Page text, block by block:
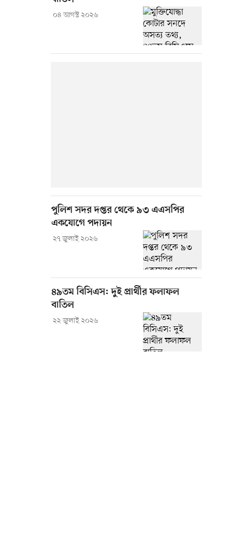
০৪ আগস্ট ২০২৬
পুলিশ সদর দপ্তর থেকে ৯৩ এএসপির
একযোগে পদায়ন
২৭ জুলাই ২০২৬
৪৯তম বিসিএস: দুই প্রার্থীর ফলাফল
বাতিল
২২ জুলাই ২০২৬